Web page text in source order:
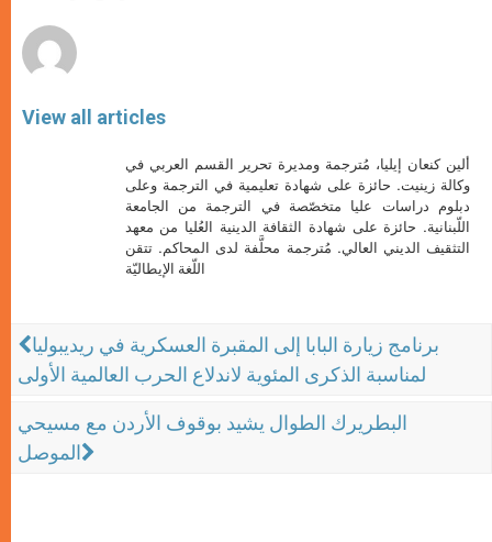
View all articles
ألين كنعان إيليا، مُترجمة ومديرة تحرير القسم العربي في
وكالة زينيت. حائزة على شهادة تعليمية في الترجمة وعلى
دبلوم دراسات عليا متخصّصة في الترجمة من الجامعة
اللّبنانية. حائزة على شهادة الثقافة الدينية العُليا من معهد
التثقيف الديني العالي. مُترجمة محلَّفة لدى المحاكم. تتقن
اللّغة الإيطاليّة
برنامج زيارة البابا إلى المقبرة العسكرية في ريديبوليا
لمناسبة الذكرى المئوية لاندلاع الحرب العالمية الأولى
البطريرك الطوال يشيد بوقوف الأردن مع مسيحي
الموصل